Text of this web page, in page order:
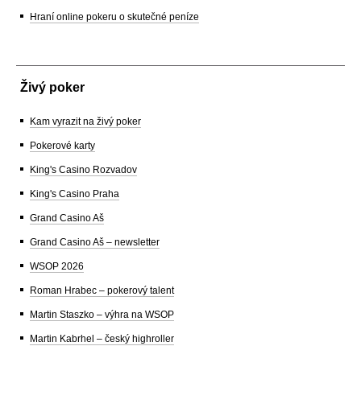
Hraní online pokeru o skutečné peníze
Živý poker
Kam vyrazit na živý poker
Pokerové karty
King's Casino Rozvadov
King's Casino Praha
Grand Casino Aš
Grand Casino Aš – newsletter
WSOP 2026
Roman Hrabec – pokerový talent
Martin Staszko – výhra na WSOP
Martin Kabrhel – český highroller